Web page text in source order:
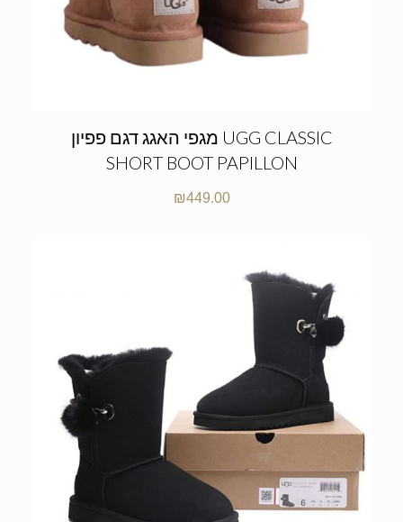
מגפי האגג דגם פפיון UGG CLASSIC
SHORT BOOT PAPILLON
₪449.00